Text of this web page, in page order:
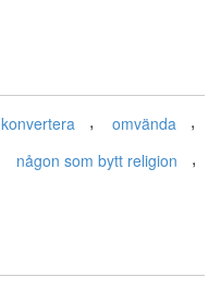
konvertera , omvända ,
någon som bytt religion ,